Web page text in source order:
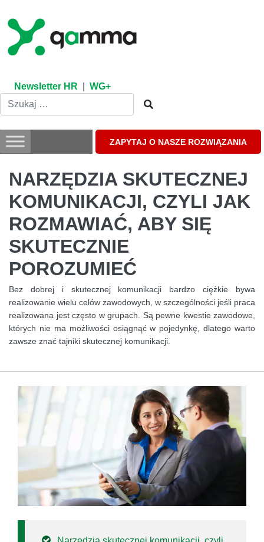
content
Newsletter HR WG+
ZAPYTAJ O NASZE ROZWIĄZANIA
NARZĘDZIA SKUTECZNEJ
KOMUNIKACJI, CZYLI JAK
ROZMAWIAĆ, ABY SIĘ
SKUTECZNIE
POROZUMIEĆ
Bez dobrej i skutecznej komunikacji bardzo ciężkie bywa
realizowanie wielu celów zawodowych, w szczególności jeśli praca
realizowana jest często w grupach. Są pewne kwestie zawodowe,
których nie ma możliwości osiągnąć w pojedynkę, dlatego warto
zawsze znać tajniki skutecznej komunikacji.